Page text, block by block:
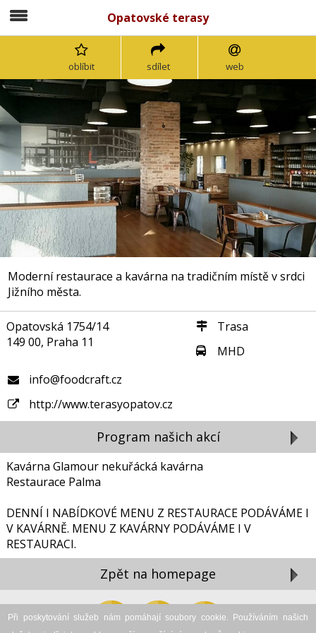
Při poskytování služeb nám pomáhají soubory cookie. Používáním našich
Zavřít reklamu
Opatovské terasy
oblíbit sdílet web
Moderní restaurace a kavárna na tradičním místě v srdci
Jižního města.
Opatovská 1754/14
149 00, Praha 11
Trasa
MHD
info@foodcraft.cz
http://www.terasyopatov.cz
Program našich akcí
Kavárna Glamour nekuřácká kavárna
Restaurace Palma
DENNÍ I NABÍDKOVÉ MENU Z RESTAURACE PODÁVÁME I
V KAVÁRNĚ. MENU Z KAVÁRNY PODÁVÁME I V
RESTAURACI.
Zpět na homepage